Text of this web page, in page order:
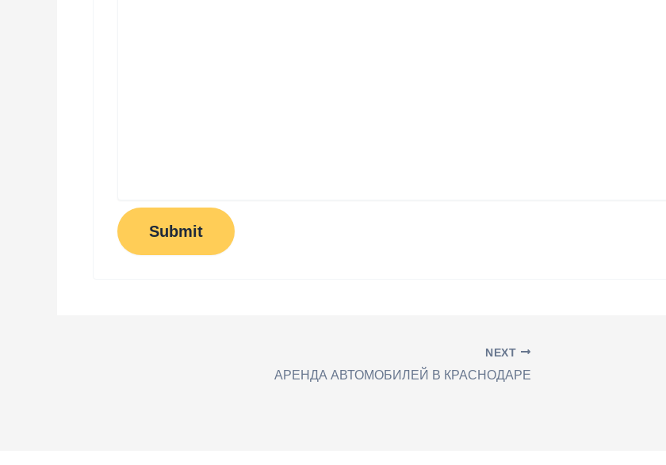
Submit
NEXT
АРЕНДА АВТОМОБИЛЕЙ В КРАСНОДАРЕ